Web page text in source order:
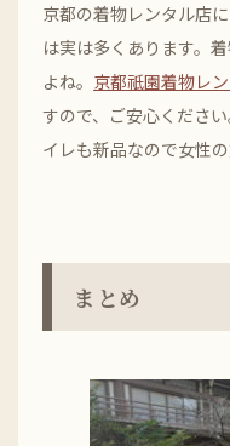
京都の着物レンタル店
は実は多くあります。
よね。 京都祇園着物レ
すので、ご安心くださ
イレも新品なので女性
まとめ